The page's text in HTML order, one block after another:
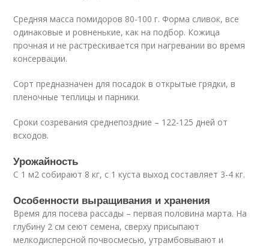
Средняя масса помидоров 80-100 г. Форма сливок, все
одинаковые и ровненькие, как на подбор. Кожица
прочная и не растрескивается при нагревании во время
консервации.
Сорт предназначен для посадок в открытые грядки, в
пленочные теплицы и парники.
Сроки созревания среднепоздние – 122-125 дней от
всходов.
Урожайность
С 1 м2 собирают 8 кг, с 1 куста выход составляет 3-4 кг.
Особенности выращивания и хранения
Время для посева рассады – первая половина марта. На
глубину 2 см сеют семена, сверху присыпают
мелкодисперсной почвосмесью, утрамбовывают и